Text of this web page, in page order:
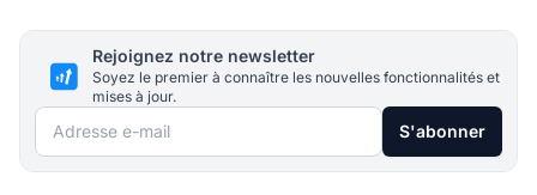
Rejoignez notre newsletter
Soyez le premier à connaître les nouvelles fonctionnalités et
mises à jour.
Adresse e-mail S'abonner